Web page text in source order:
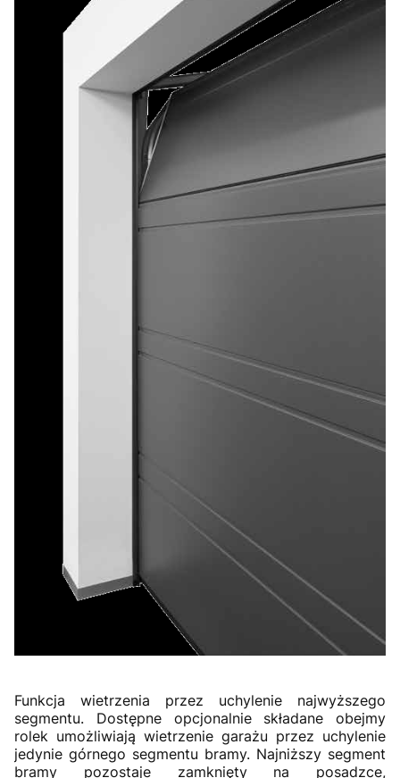
Funkcja wietrzenia przez uchylenie najwyższego
segmentu. Dostępne opcjonalnie składane obejmy
rolek umożliwiają wietrzenie garażu przez uchylenie
jedynie górnego segmentu bramy. Najniższy segment
bramy pozostaje zamknięty na posadzce,